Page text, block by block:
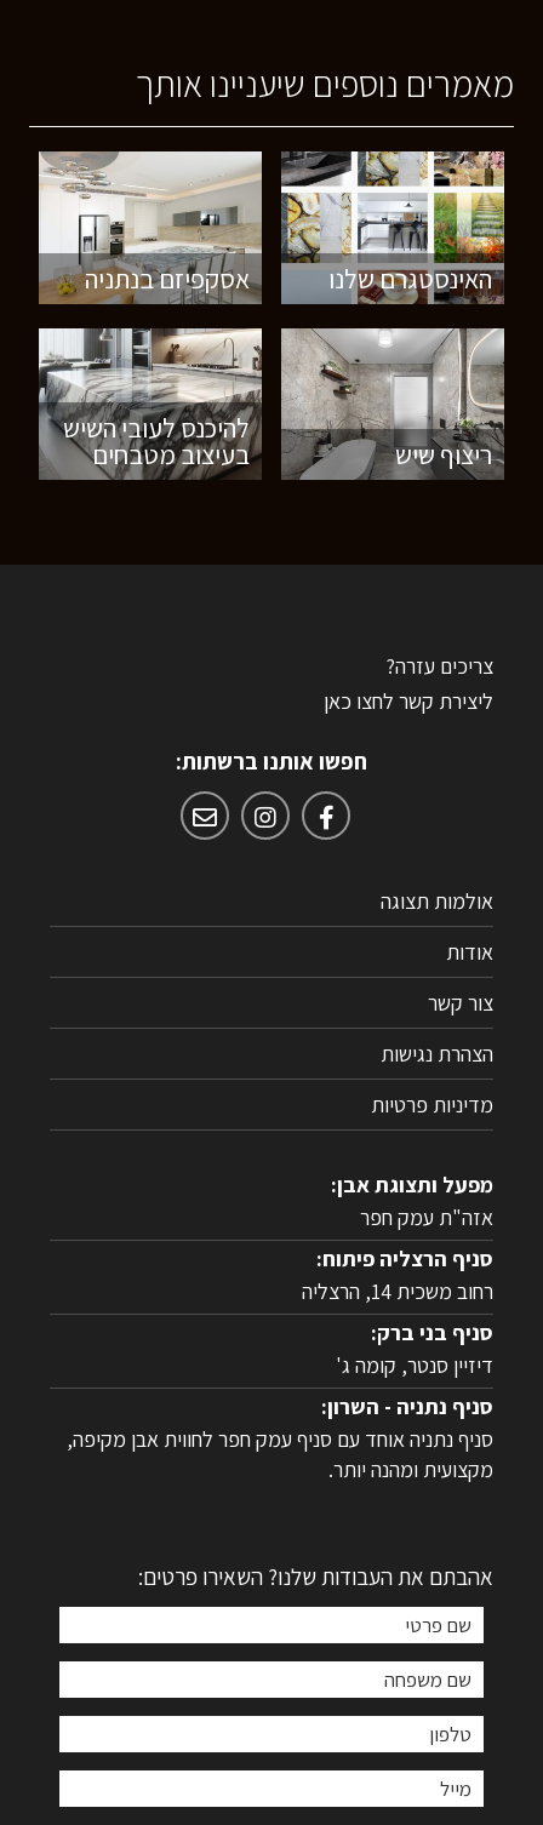
מאמרים נוספים שיעניינו אותך
האינסטגרם שלנו אסקפיזם בנתניה
ריצוף שיש
להיכנס לעובי השיש
בעיצוב מטבחים
צריכים עזרה?
ליצירת קשר לחצו כאן
חפשו אותנו ברשתות:
אולמות תצוגה
אודות
צור קשר
הצהרת נגישות
מדיניות פרטיות
מפעל ותצוגת אבן:
אזה"ת עמק חפר
סניף הרצליה פיתוח:
רחוב משכית 14, הרצליה
סניף בני ברק:
דיזיין סנטר, קומה ג'
סניף נתניה - השרון:
סניף נתניה אוחד עם סניף עמק חפר לחווית אבן מקיפה,
מקצועית ומהנה יותר.
אהבתם את העבודות שלנו? השאירו פרטים: